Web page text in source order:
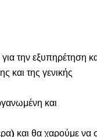
την εξυπηρέτηση
και της γενικής
και
και θα χαρούμε να